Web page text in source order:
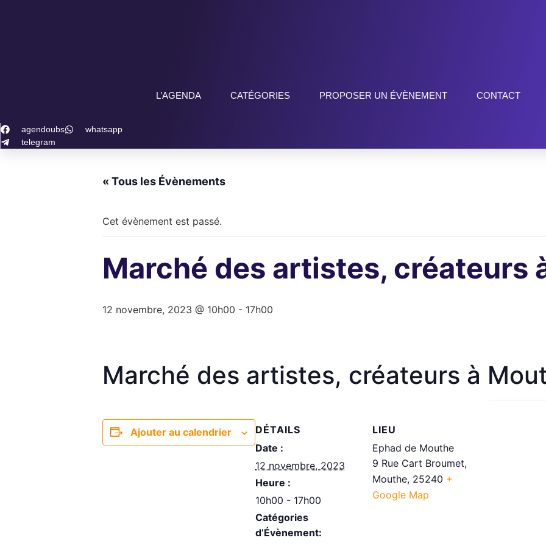
L’AGENDA CATÉGORIES PROPOSER UN ÉVÈNEMENT CONTACT
agendoubs
whatsapp
telegram
« Tous les Évènements
Cet évènement est passé.
Marché des artistes, créateurs
12 novembre, 2023 @ 10h00 - 17h00
Marché des artistes, créateurs à
Ajouter au calendrier
DÉTAILS
Date :
12 novembre, 2023
Heure :
10h00 - 17h00
Catégories
d’Évènement:
LIEU
Ephad de Mouthe
9 Rue Cart Broumet,
Mouthe, 25240 +
Google Map